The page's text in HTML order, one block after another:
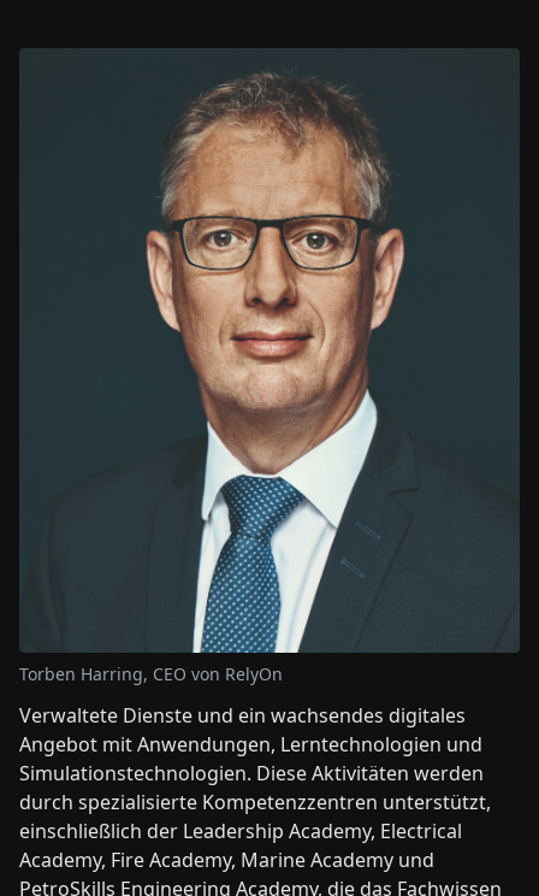
Torben Harring, CEO von RelyOn
Verwaltete Dienste und ein wachsendes digitales
Angebot mit Anwendungen, Lerntechnologien und
Simulationstechnologien. Diese Aktivitäten werden
durch spezialisierte Kompetenzzentren unterstützt,
einschließlich der Leadership Academy, Electrical
Academy, Fire Academy, Marine Academy und
PetroSkills Engineering Academy, die das Fachwissen